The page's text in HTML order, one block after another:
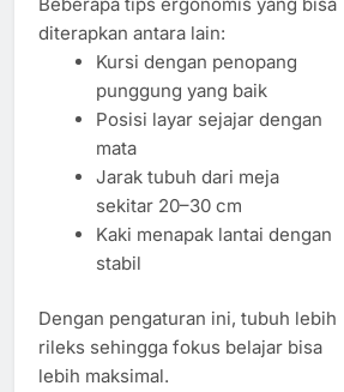
diterapkan antara lain:
Kursi dengan penopang
punggung yang baik
Posisi layar sejajar dengan
mata
Jarak tubuh dari meja
sekitar 20–30 cm
Kaki menapak lantai dengan
stabil
Dengan pengaturan ini, tubuh lebih
rileks sehingga fokus belajar bisa
lebih maksimal.